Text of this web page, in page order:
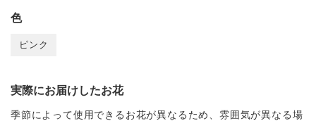
色
ピンク
実際にお届けしたお花
季節によって使用できるお花が異なるため、雰囲気が異なる場